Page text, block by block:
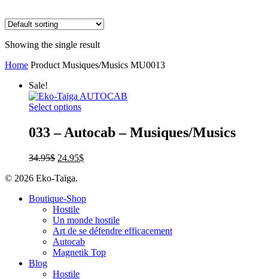
Showing the single result
Home Product Musiques/Musics MU0013
Sale!
Select options
033 – Autocab – Musiques/Musics
34.95$ 24.95$
© 2026 Eko-Taïga.
Boutique-Shop
Hostile
Un monde hostile
Art de se défendre efficacement
Autocab
Magnetik Top
Blog
Hostile